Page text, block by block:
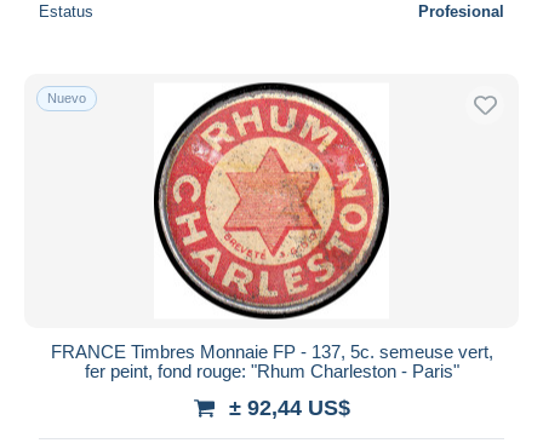
Estatus Profesional
Nuevo
FRANCE Timbres Monnaie FP - 137, 5c. semeuse vert,
fer peint, fond rouge: "Rhum Charleston - Paris"
± 92,44 US$